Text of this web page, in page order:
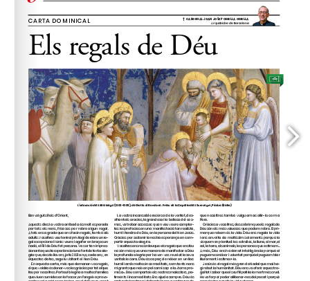
anys (amicsdelsgoigs@gmail.com